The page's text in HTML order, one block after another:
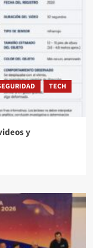
TECH
y